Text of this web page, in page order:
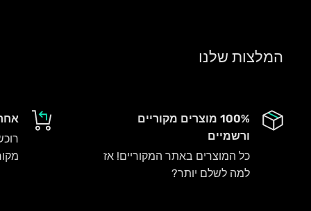
המלצות שלנו
100% מוצרים מקוריים
ורשמיים
כל המוצרים באתר המקוריים! אז
למה לשלם יותר?